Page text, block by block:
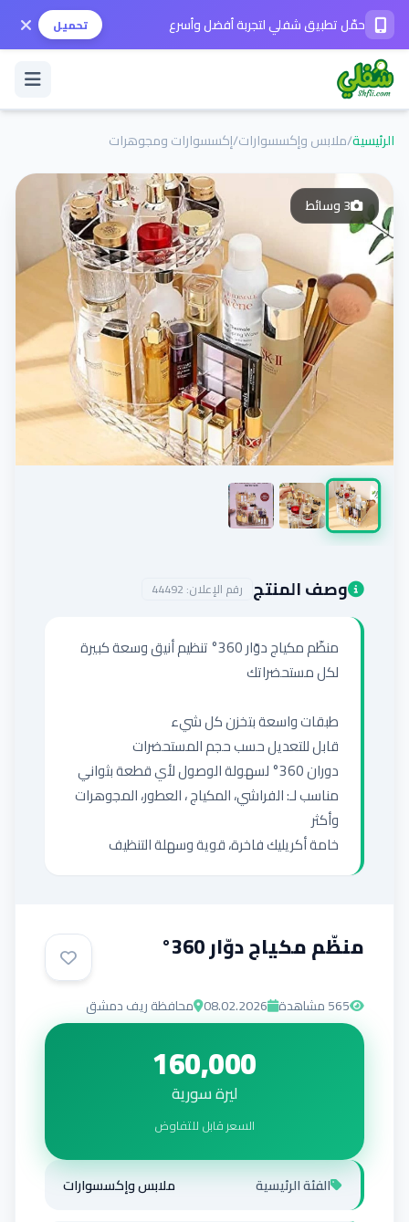
حمّل تطبيق شفلي لتجربة أفضل وأسرع تحميل
تسجيل الدخول / حساب جديد
الوضع الداكن
حمّل التطبيق
المساعدة
تواصل معنا
إضافة إعلان
الرئيسية/ملابس وإكسسوارات/إكسسوارات ومجوهرات
3وسائط
وصف المنتج رقم الإعلان: 44492
خامة أكريليك فاخرة، قوية وسهلة التنظيف
منظّم مكياج دوّار 360°
565مشاهدة 08.02.2026 محافظة ريف دمشق
160,000
ليرة سورية
السعر قابل للتفاوض
الفئة الرئيسية ملابس وإكسسوارات